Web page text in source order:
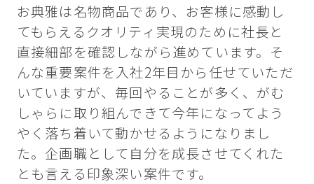
お典雅は名物商品であり、お客様に感動し
てもらえるクオリティ実現のために社長と
直接細部を確認しながら進めています。そ
んな重要案件を入社2年目から任せていただ
いていますが、毎回やることが多く、がむ
しゃらに取り組んできて今年になってよう
やく落ち着いて動かせるようになりまし
た。企画職として自分を成長させてくれた
とも言える印象深い案件です。